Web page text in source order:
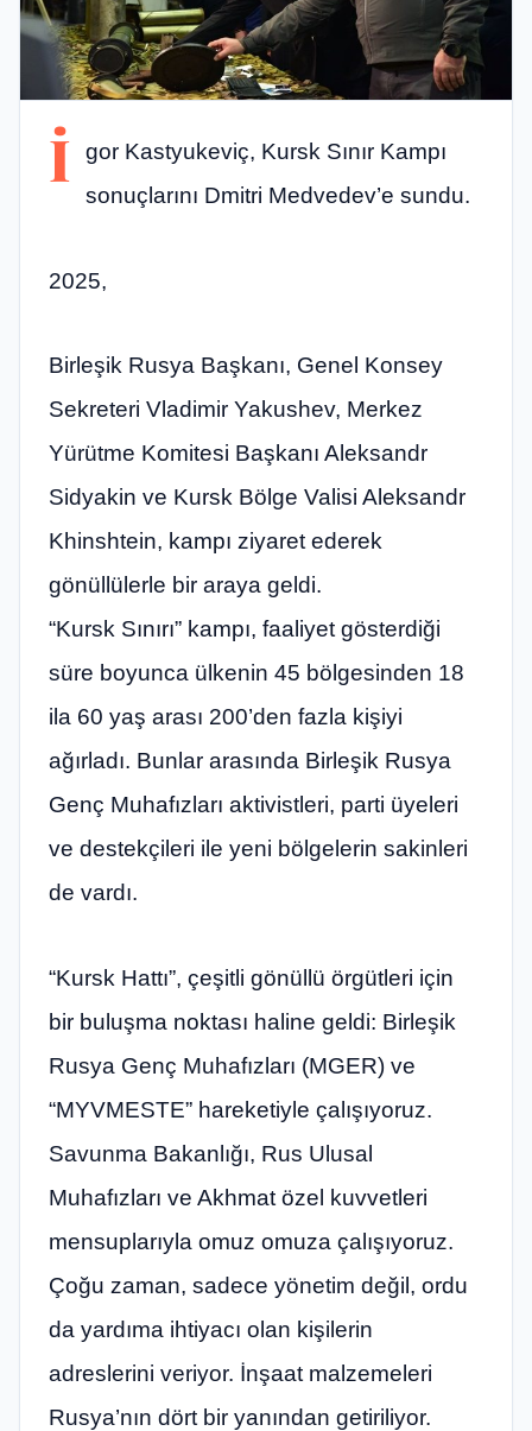
İ
gor Kastyukeviç, Kursk Sınır Kampı
sonuçlarını Dmitri Medvedev’e sundu.
2025,
Birleşik Rusya Başkanı, Genel Konsey
Sekreteri Vladimir Yakushev, Merkez
Yürütme Komitesi Başkanı Aleksandr
Sidyakin ve Kursk Bölge Valisi Aleksandr
Khinshtein, kampı ziyaret ederek
gönüllülerle bir araya geldi.
“Kursk Sınırı” kampı, faaliyet gösterdiği
süre boyunca ülkenin 45 bölgesinden 18
ila 60 yaş arası 200’den fazla kişiyi
ağırladı. Bunlar arasında Birleşik Rusya
Genç Muhafızları aktivistleri, parti üyeleri
ve destekçileri ile yeni bölgelerin sakinleri
de vardı.
“Kursk Hattı”, çeşitli gönüllü örgütleri için
bir buluşma noktası haline geldi: Birleşik
Rusya Genç Muhafızları (MGER) ve
“MYVMESTE” hareketiyle çalışıyoruz.
Savunma Bakanlığı, Rus Ulusal
Muhafızları ve Akhmat özel kuvvetleri
mensuplarıyla omuz omuza çalışıyoruz.
Çoğu zaman, sadece yönetim değil, ordu
da yardıma ihtiyacı olan kişilerin
adreslerini veriyor. İnşaat malzemeleri
Rusya’nın dört bir yanından getiriliyor.